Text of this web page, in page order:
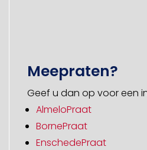
Meepraten?
Geef u dan op voor een
AlmeloPraat
BornePraat
EnschedePraat